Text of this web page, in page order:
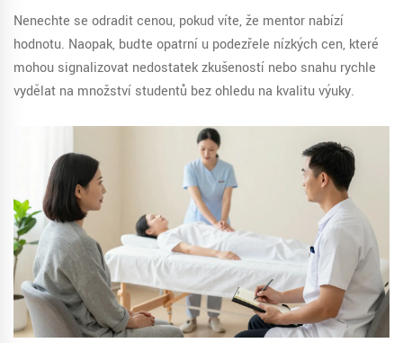
Nenechte se odradit cenou, pokud víte, že mentor nabízí
hodnotu. Naopak, buďte opatrní u podezřele nízkých cen, které
mohou signalizovat nedostatek zkušeností nebo snahu rychle
vydělat na množství studentů bez ohledu na kvalitu výuky.